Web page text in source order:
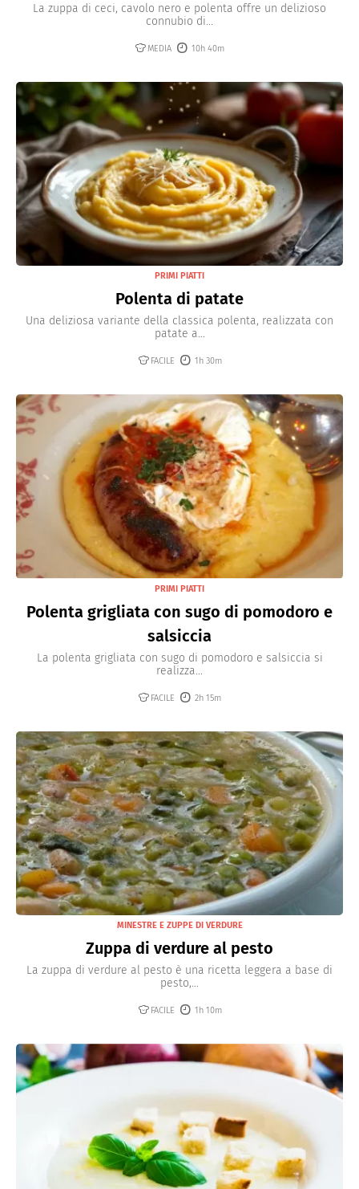
La zuppa di ceci, cavolo nero e polenta offre un delizioso
connubio di...
MEDIA 10h 40m
PRIMI PIATTI
Polenta di patate
Una deliziosa variante della classica polenta, realizzata con
patate a...
FACILE 1h 30m
PRIMI PIATTI
Polenta grigliata con sugo di pomodoro e
salsiccia
La polenta grigliata con sugo di pomodoro e salsiccia si
realizza...
FACILE 2h 15m
MINESTRE E ZUPPE DI VERDURE
Zuppa di verdure al pesto
La zuppa di verdure al pesto è una ricetta leggera a base di
pesto,...
FACILE 1h 10m